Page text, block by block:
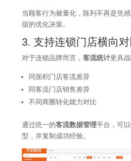
当顾客行为被量化，陈列不再是凭
据的优化决策。
3. 支持连锁门店横向
对于连锁品牌而言， 客流统计更具战
同面积门店客流差异
同客流门店销售差异
不同商圈转化能力对比
通过统一的客流数据管理平台，可
型，并复制成功经验。